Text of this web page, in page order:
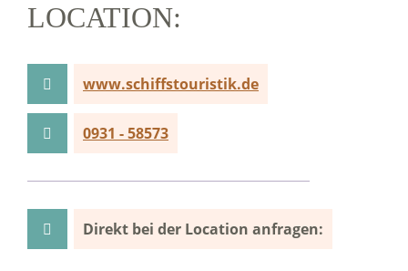
LOCATION:
www.schiffstouristik.de
0931 - 58573
Direkt bei der Location anfragen: